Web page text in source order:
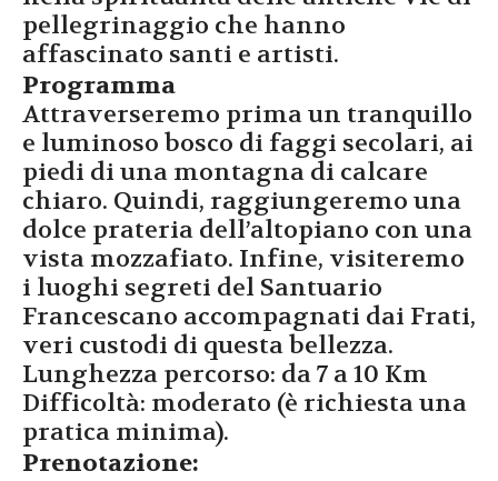
pellegrinaggio che hanno
affascinato santi e artisti.
Programma
Attraverseremo prima un tranquillo
e luminoso bosco di faggi secolari, ai
piedi di una montagna di calcare
chiaro. Quindi, raggiungeremo una
dolce prateria dell’altopiano con una
vista mozzafiato. Infine, visiteremo
i luoghi segreti del Santuario
Francescano accompagnati dai Frati,
veri custodi di questa bellezza.
Lunghezza percorso: da 7 a 10 Km
Difficoltà: moderato (è richiesta una
pratica minima).
Prenotazione: